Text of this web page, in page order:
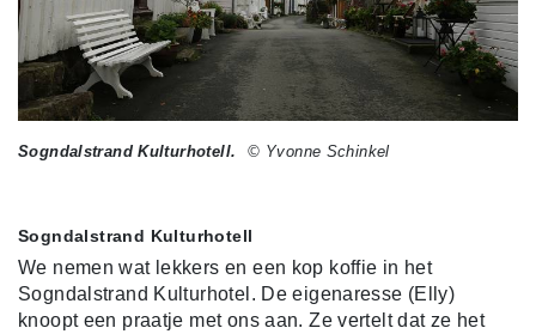
Sogndalstrand Kulturhotell. © Yvonne Schinkel
Sogndalstrand Kulturhotell
We nemen wat lekkers en een kop koffie in het
Sogndalstrand Kulturhotel. De eigenaresse (Elly)
knoopt een praatje met ons aan. Ze vertelt dat ze het